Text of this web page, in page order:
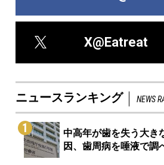
X@Eatreat
ニュースランキング NEWS
1
中高年が歯を失う大き
因、歯周病を唾液で調